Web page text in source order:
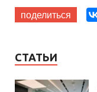
поделиться
СТАТЬИ